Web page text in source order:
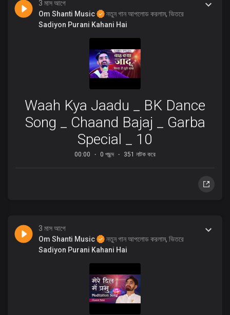
3 মাস আগে
Om Shanti Music
নতুন গান আপলোড করলাম, ভিতরে
Sadiyon Purani Kahani Hai
Waah Kya Jaadu _ BK Dance
Song _ Chaand Bajaj _ Garba
Special _ 10
00:00 0 পছন্দ 351 নাটক করে
3 মাস আগে
Om Shanti Music
নতুন গান আপলোড করলাম, ভিতরে
Sadiyon Purani Kahani Hai